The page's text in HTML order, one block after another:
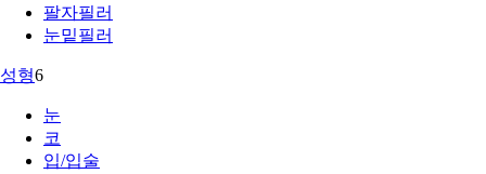
팔자필러
눈밑필러
성형6
눈
코
입/입술